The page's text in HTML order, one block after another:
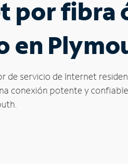
por fibra
en
de servicio de Internet
conexión potente y